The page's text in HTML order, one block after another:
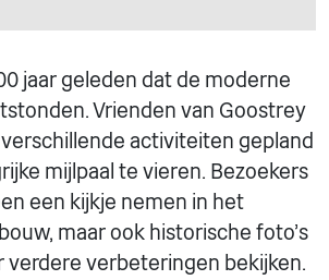
jaar geleden dat de moderne
Vrienden van Goostrey
activiteiten gepland
mijlpaal te vieren. Bezoekers
een kijkje nemen in het
maar ook historische foto's
verdere verbeteringen bekijken.